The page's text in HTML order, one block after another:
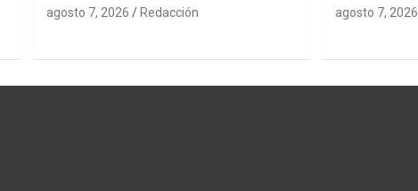
agosto 7, 2026 Redacción agosto 7, 2026